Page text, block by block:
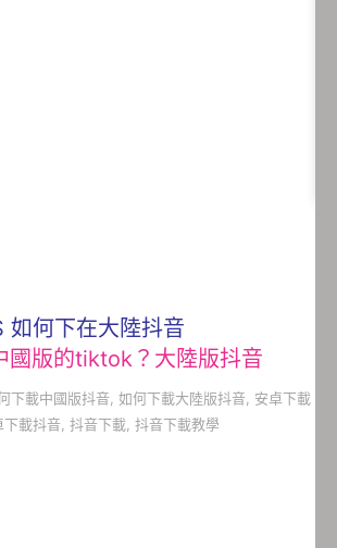
如何下在大陸抖音
國版的tiktok？大陸版抖音
下載中國版抖音 如何下載大陸版抖音 安卓下載
下載抖音 抖音下載 抖音下載教學